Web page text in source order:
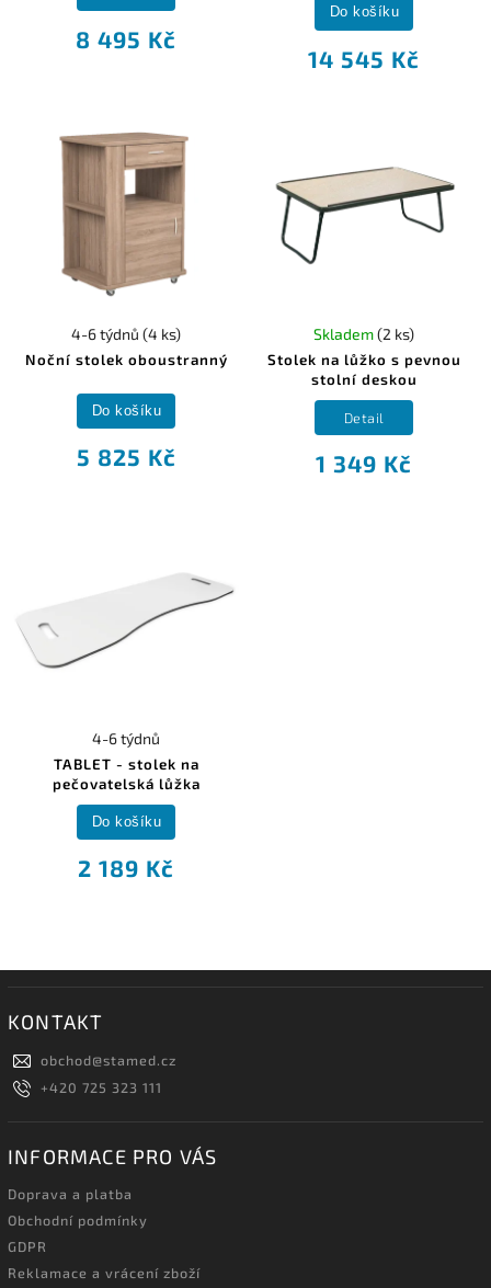
8 495 Kč
14 545 Kč
Do košíku
Noční stolek oboustranný
4-6 týdnů(4 ks)
5 825 Kč
Do košíku
Stolek na lůžko s pevnou
stolní deskou
Skladem(2 ks)
1 349 Kč
Detail
TABLET - stolek na
pečovatelská lůžka
4-6 týdnů
2 189 Kč
Do košíku
KONTAKT
obchod@stamed.cz
+420 725 323 111
INFORMACE PRO VÁS
Doprava a platba
Obchodní podmínky
GDPR
Reklamace a vrácení zboží